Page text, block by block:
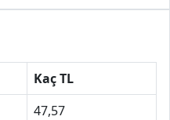
Kaç TL
47,57